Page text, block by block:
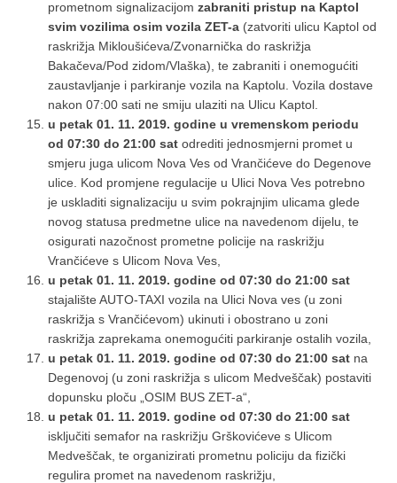
prometnom signalizacijomzabraniti pristup na Kaptol
svim vozilima osim vozila ZET-a (zatvoriti ulicu Kaptol od
raskrižja Mikloušićeva/Zvonarnička do raskrižja
Bakačeva/Pod zidom/Vlaška), te zabraniti i onemogućiti
zaustavljanje i parkiranje vozila na Kaptolu. Vozila dostave
nakon 07:00 sati ne smiju ulaziti na Ulicu Kaptol.
u petak 01. 11. 2019. godine u vremenskom periodu
od 07:30 do 21:00 sat odrediti jednosmjerni promet u
smjeru juga ulicom Nova Ves od Vrančićeve do Degenove
ulice. Kod promjene regulacije u Ulici Nova Ves potrebno
je uskladiti signalizaciju u svim pokrajnjim ulicama glede
novog statusa predmetne ulice na navedenom dijelu, te
osigurati nazočnost prometne policije na raskrižju
Vrančićeve s Ulicom Nova Ves,
u petak 01. 11. 2019. godine od 07:30 do 21:00 sat
stajalište AUTO-TAXI vozila na Ulici Nova ves (u zoni
raskrižja s Vrančićevom) ukinuti i obostrano u zoni
raskrižja zaprekama onemogućiti parkiranje ostalih vozila,
u petak 01. 11. 2019. godine od 07:30 do 21:00 sat na
Degenovoj (u zoni raskrižja s ulicom Medveščak) postaviti
dopunsku ploču „OSIM BUS ZET-a“,
u petak 01. 11. 2019. godine od 07:30 do 21:00 sat
isključiti semafor na raskrižju Grškovićeve s Ulicom
Medveščak, te organizirati prometnu policiju da fizički
regulira promet na navedenom raskrižju,